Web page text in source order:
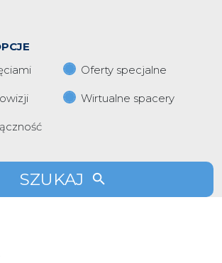
Oferty specjalne
Wirtualne spacery
SZUKAJ